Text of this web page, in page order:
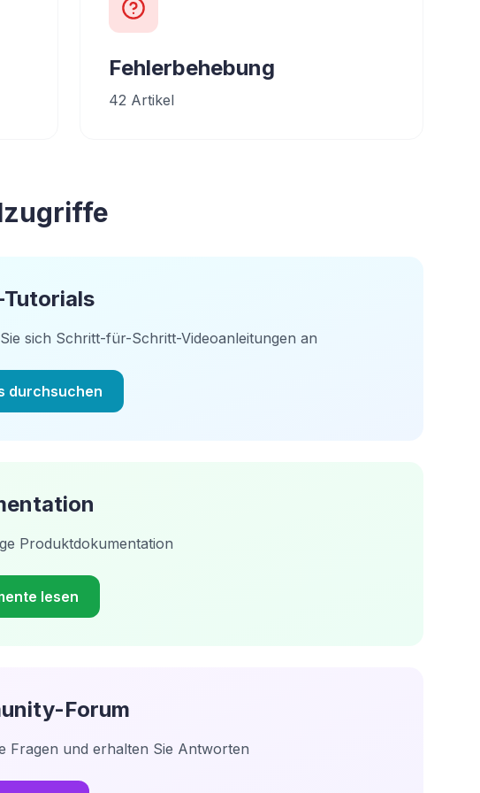
Fehlerbehebung
42 Artikel
sich Schritt-für-Schritt-Videoanleitungen an
durchsuchen
Produktdokumentation
lesen
Forum
Fragen und erhalten Sie Antworten